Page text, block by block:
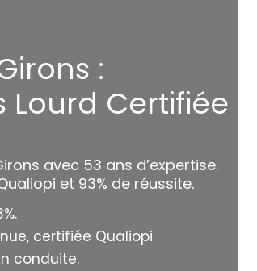
:
Lourd Certifiée
avec 53 ans d’expertise.
et 93% de réussite.
certifiée Qualiopi.
conduite.